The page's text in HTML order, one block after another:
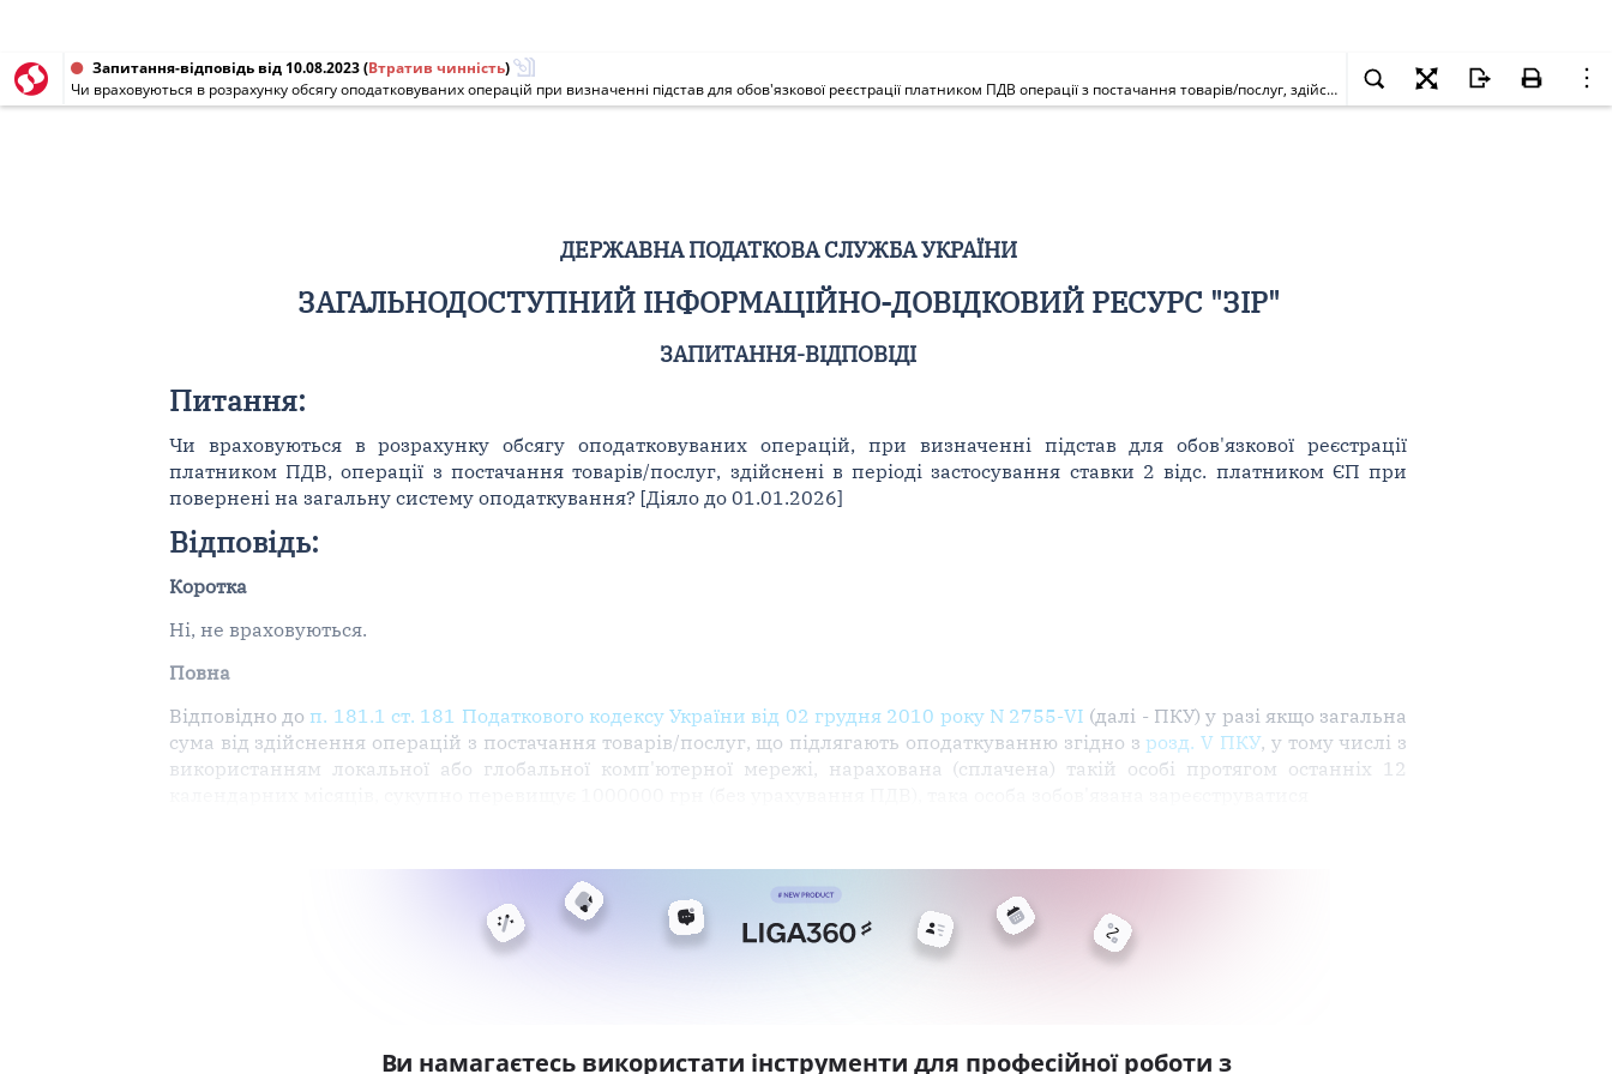
Запитання-відповідь від 10.08.2023(Втратив чинність)
Чи враховуються в розрахунку обсягу оподатковуваних операцій при визначенні підстав для обов'язкової реєстрації платником ПДВ операції з постачання товарів/послуг, здійснені в періоді застосування ставки 2 відс. платником ЄП при повернені на загальну систему оподаткування? [Діяло до 01.01.2026]
ДЕРЖАВНА ПОДАТКОВА СЛУЖБА УКРАЇНИ
ЗАГАЛЬНОДОСТУПНИЙ ІНФОРМАЦІЙНО-ДОВІДКОВИЙ РЕСУРС "ЗІР"
ЗАПИТАННЯ-ВІДПОВІДІ
Питання:
Чи враховуються в розрахунку обсягу оподатковуваних операцій, при визначенні підстав для обов'язкової реєстрації
платником ПДВ, операції з постачання товарів/послуг, здійснені в періоді застосування ставки 2 відс. платником ЄП при
повернені на загальну систему оподаткування? [Діяло до 01.01.2026]
Відповідь:
Коротка
Ні, не враховуються.
Повна
Відповідно до п. 181.1 ст. 181 Податкового кодексу України від 02 грудня 2010 року N 2755-VI (далі - ПКУ) у разі якщо загальна
сума від здійснення операцій з постачання товарів/послуг, що підлягають оподаткуванню згідно зрозд. V ПКУ, у тому числі з
використанням локальної або глобальної комп'ютерної мережі, нарахована (сплачена) такій особі протягом останніх 12
Ви намагаєтесь використати інструменти для професійної роботи з